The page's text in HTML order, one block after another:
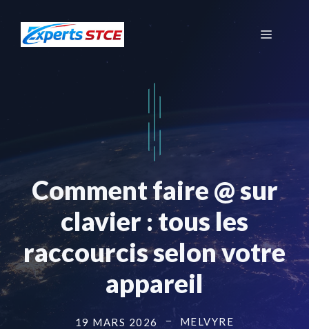
contenu
Menu
Comment faire @ sur
clavier : tous les
raccourcis selon votre
appareil
19 MARS 2026 MELVYRE